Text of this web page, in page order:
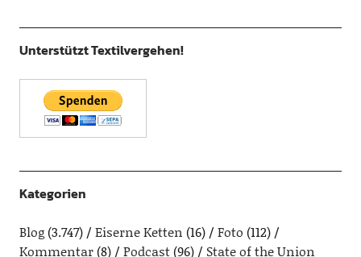
Unterstützt Textilvergehen!
Kategorien
Blog(3.747) Eiserne Ketten (16) Foto (112)
Kommentar(8) Podcast(96) State of the Union